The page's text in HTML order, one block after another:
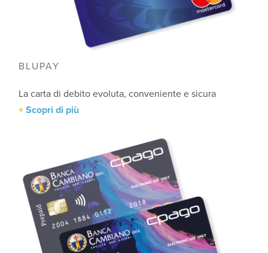
BLUPAY
La carta di debito evoluta, conveniente e sicura
Scopri di più